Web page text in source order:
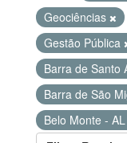
Geociências
Gestão Pública
Barra de Santo
Barra de São
Belo Monte - AL